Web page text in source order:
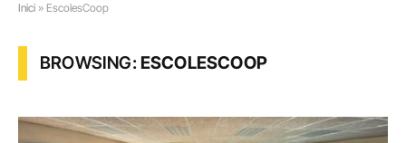
Inici » EscolesCoop
BROWSING:ESCOLESCOOP